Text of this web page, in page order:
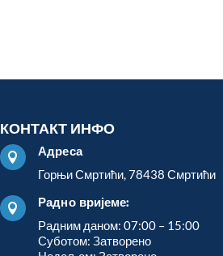
КОНТАКТ ИНФО

Адреса
Горњи Смртићи, 78438 Смртићи

Радно вријеме:
Радним даном: 07:00 – 15:00
Суботом: Затворено